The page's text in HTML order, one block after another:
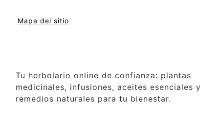
Mapa del sitio
Tu herbolario online de confianza: plantas
medicinales, infusiones, aceites esenciales y
remedios naturales para tu bienestar.